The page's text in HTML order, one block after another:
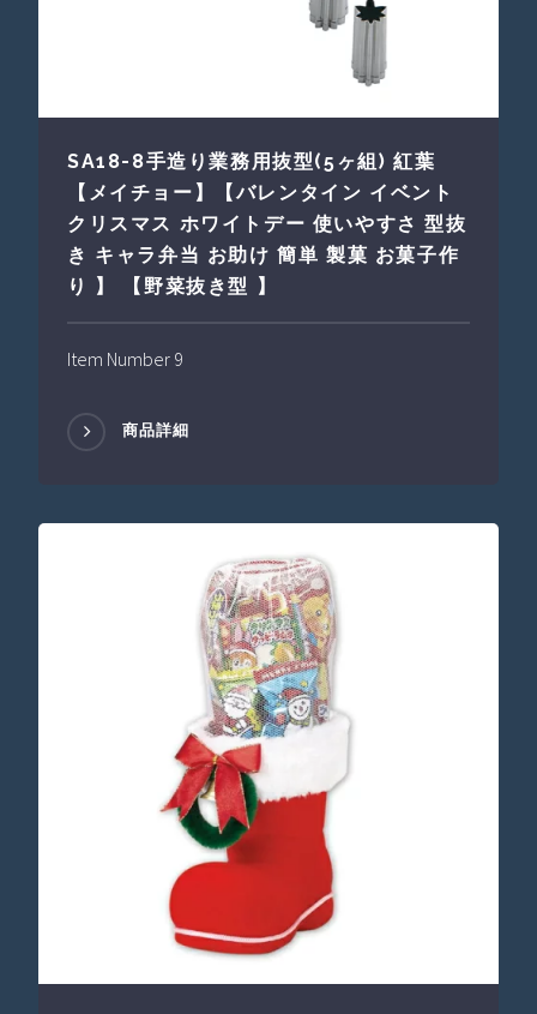
SA18-8手造り業務用抜型(5ヶ組) 紅葉
【メイチョー】【バレンタイン イベント
クリスマス ホワイトデー 使いやすさ 型抜
き キャラ弁当 お助け 簡単 製菓 お菓子作
り 】 【野菜抜き型 】
Item Number 9
商品詳細